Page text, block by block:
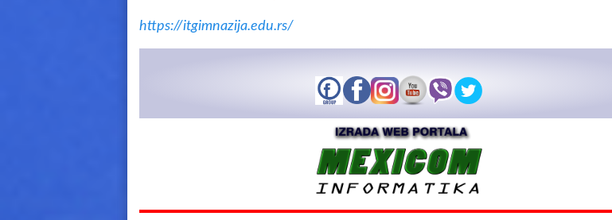
https://itgimnazija.edu.rs/